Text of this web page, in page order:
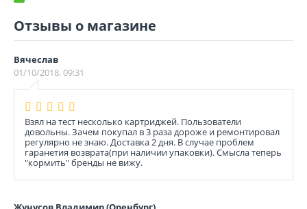
Отзывы о магазине
Вячеслав
01/10/2018, 09:31
Взял на тест несколько картриджей. Пользователи
довольны. Зачем покупал в 3 раза дороже и ремонтировал
регулярно не знаю. Доставка 2 дня. В случае проблем
гаранетия возврата(при наличии упаковки). Смысла теперь
"кормить" бренды не вижу.